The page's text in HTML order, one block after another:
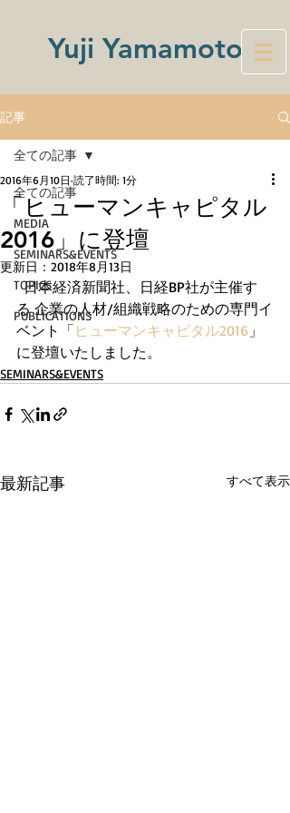
Yuji Yamamoto
記事
全ての記事
MEDIA
SEMINARS&EVENTS
TOPICS
PUBLICATIONS
全ての記事
「ヒューマンキャピタル
2016」に登壇
2016年6月10日 読了時間: 1分
更新日： 2018年8月13日
  日本経済新聞社、日経BP社が主催す
る 企業の人材/組織戦略のための専門イ
ベント「 ヒューマンキャピタル2016 」
に登壇いたしました。
SEMINARS&EVENTS
最新記事 すべて表示